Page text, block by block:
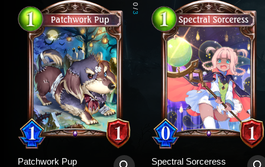
0
/
3
Patchwork Pup Spectral Sorceress